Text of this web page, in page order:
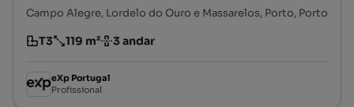
Campo Alegre, Lordelo do Ouro e Massarelos, Porto, Porto
Tipologia
T3
Preço por metro quadrado
119 m²
Andar 3 andar
eXp Portugal
Profissional